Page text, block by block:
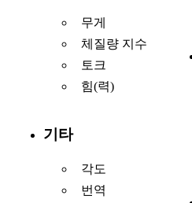
무게
체질량 지수
토크
힘(력)
기타
각도
번역